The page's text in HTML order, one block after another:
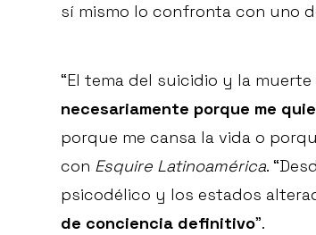
sí mismo lo confronta con uno
“El tema del suicidio y la
necesariamente porque me
porque me cansa la vida o
con Esquire Latinoamérica.
psicodélico y los estados
de conciencia definitivo”.